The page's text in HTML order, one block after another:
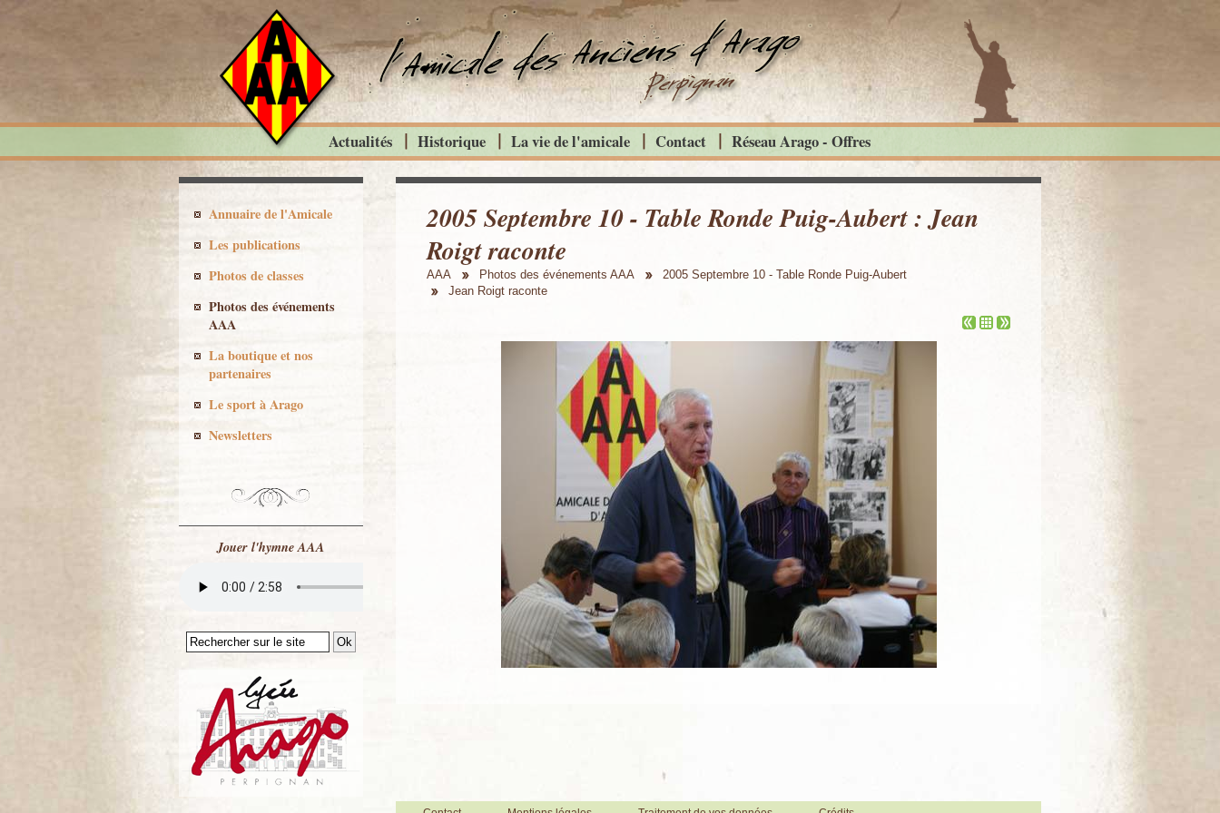
2005 Septembre 10 - Table Ronde Puig-Aubert : Jean
Roigt raconte
AAA Photos des événements AAA
2005 Septembre 10 - Table Ronde Puig-Aubert
Jean Roigt raconte
Actualités Historique La vie de l'amicale Contact Réseau Arago - Offres
Annuaire de l'Amicale
Les publications
Photos de classes
Photos des événements
AAA
La boutique et nos
partenaires
Le sport à Arago
Newsletters
Jouer l'hymne AAA